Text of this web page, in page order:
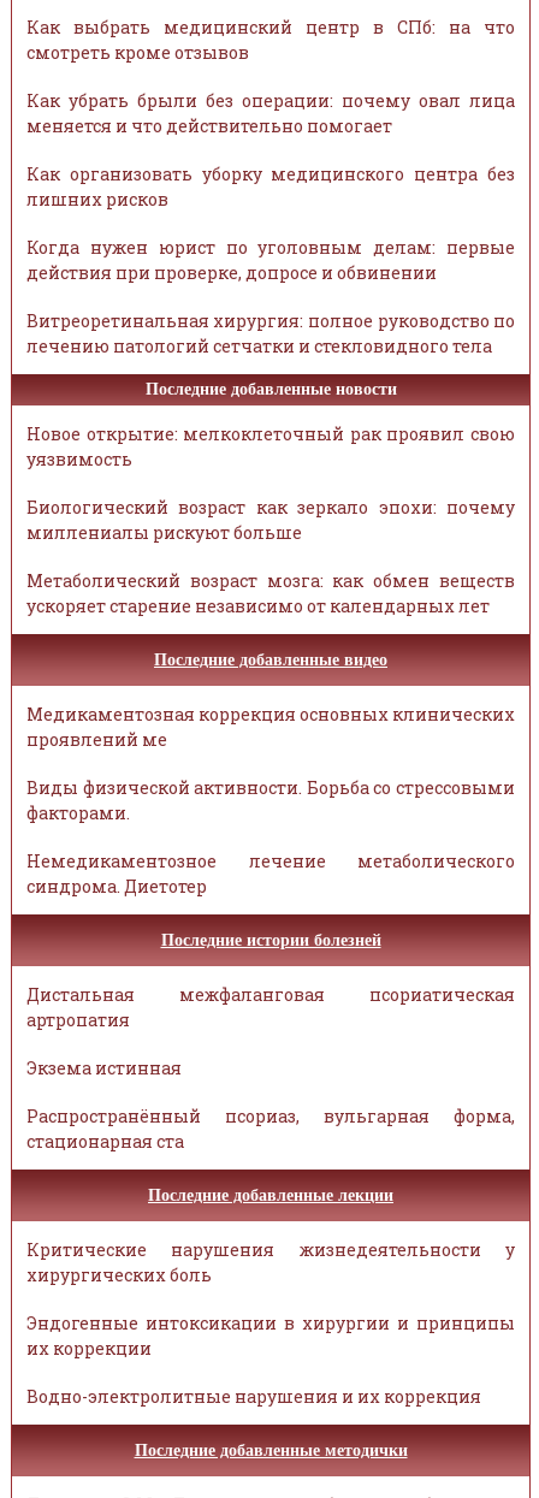
Как выбрать медицинский центр в СПб: на что
смотреть кроме отзывов
Как убрать брыли без операции: почему овал лица
меняется и что действительно помогает
Как организовать уборку медицинского центра без
лишних рисков
Когда нужен юрист по уголовным делам: первые
действия при проверке, допросе и обвинении
Витреоретинальная хирургия: полное руководство по
лечению патологий сетчатки и стекловидного тела
Последние добавленные новости
Новое открытие: мелкоклеточный рак проявил свою
уязвимость
Биологический возраст как зеркало эпохи: почему
миллениалы рискуют больше
Метаболический возраст мозга: как обмен веществ
ускоряет старение независимо от календарных лет
Последние добавленные видео
Медикаментозная коррекция основных клинических
проявлений ме
Виды физической активности. Борьба со стрессовыми
факторами.
Немедикаментозное лечение метаболического
синдрома. Диетотер
Последние истории болезней
Дистальная межфаланговая псориатическая
артропатия
Экзема истинная
Распространённый псориаз, вульгарная форма,
стационарная ста
Последние добавленные лекции
Критические нарушения жизнедеятельности у
хирургических боль
Эндогенные интоксикации в хирургии и принципы
их коррекции
Водно-электролитные нарушения и их коррекция
Последние добавленные методички